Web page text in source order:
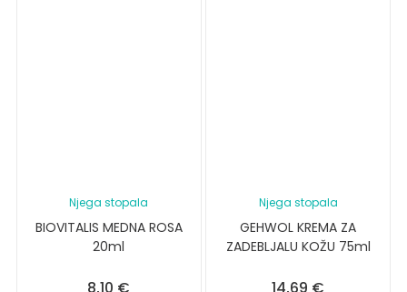
Njega stopala
BIOVITALIS MEDNA ROSA
20ml
Njega stopala
GEHWOL KREMA ZA
ZADEBLJALU KOŽU 75ml